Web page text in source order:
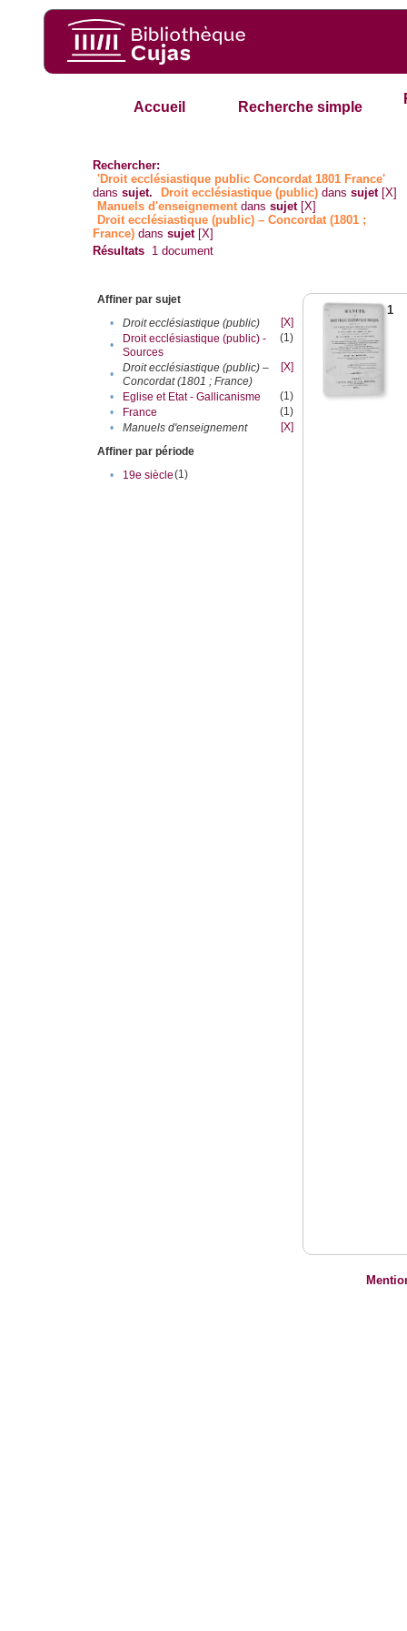
Accueil Recherche simple
Rechercher:
'Droit ecclésiastique public Concordat 1801 France'
danssujet. Droit ecclésiastique (public) danssujet [X]
Manuels d'enseignementdanssujet [X]
Droit ecclésiastique (public) – Concordat (1801 ;
France) danssujet [X]
Résultats 1 document
Affiner par sujet
•
Droit ecclésiastique (public)
[X]
•
Droit ecclésiastique (public) -
Sources
(1)
•
Droit ecclésiastique (public) –
Concordat (1801 ; France)
[X]
• Eglise et Etat - Gallicanisme
(1)
•
France
(1)
•
Manuels d'enseignement
[X]
Affiner par période
•
19e siècle(1)
1